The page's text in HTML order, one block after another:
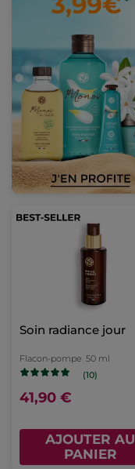
Soin radiance jour
Flacon-pompe 50 ml
(10)
41,90 €
AJOUTER AU
PANIER